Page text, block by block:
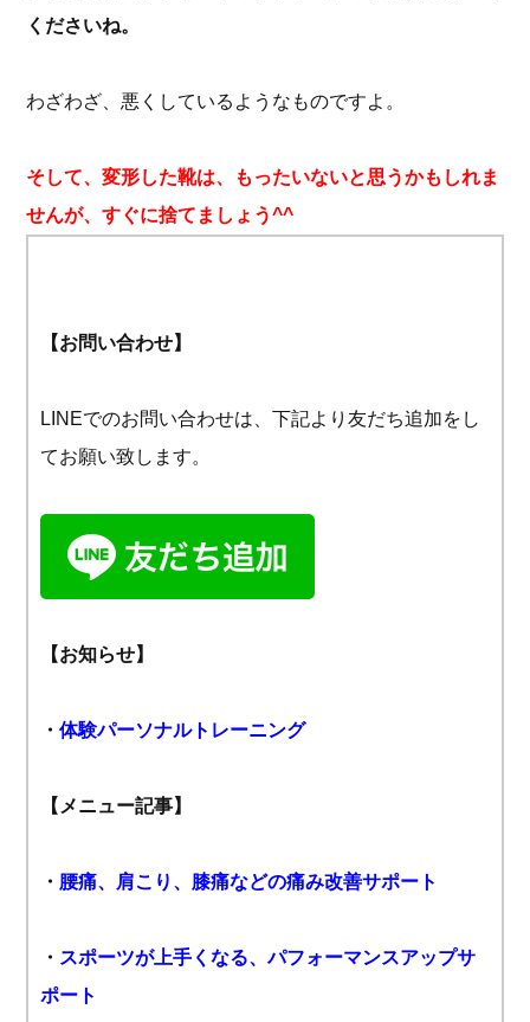
くださいね。
わざわざ、悪くしているようなものですよ。
そして、変形した靴は、もったいないと思うかもしれま
せんが、すぐに捨てましょう^^
【お問い合わせ】
LINEでのお問い合わせは、下記より友だち追加をし
てお願い致します。
【お知らせ】
・体験パーソナルトレーニング
【メニュー記事】
・ 腰痛、肩こり、膝痛などの痛み改善サポート
・ スポーツが上手くなる、パフォーマンスアップサ
ポート